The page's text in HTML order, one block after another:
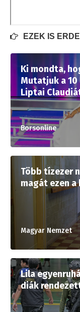
EZEK IS
Ki mondta,
Mutatjuk a
Liptai
Borsonline
Több tízezer
magát ezen
Magyar Nemzet
Lila
diák